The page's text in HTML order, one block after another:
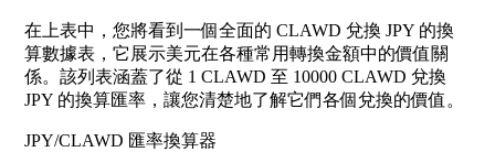
在上表中，您將看到一個全面的 CLAWD 兌換 JPY 的換
算數據表，它展示美元在各種常用轉換金額中的價值關
係。該列表涵蓋了從 1 CLAWD 至 10000 CLAWD 兌換
JPY 的換算匯率，讓您清楚地了解它們各個兌換的價值。
JPY/CLAWD 匯率換算器